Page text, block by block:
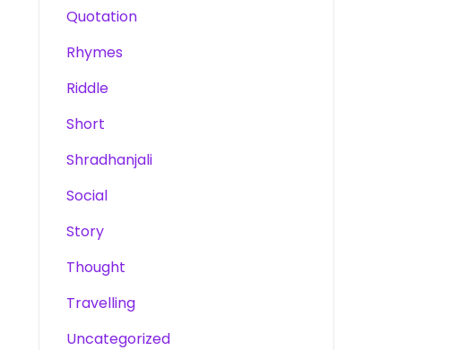
Quotation
Rhymes
Riddle
Short
Shradhanjali
Social
Story
Thought
Travelling
Uncategorized